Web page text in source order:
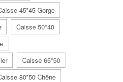
45*45 Gorge
Caisse 50*40
Caisse 65*50
80*50 Chêne